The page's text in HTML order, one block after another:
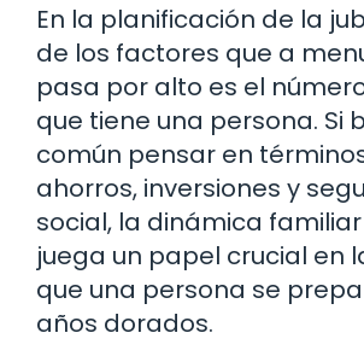
En la planificación de la
de los factores que a
pasa por alto es el
que tiene una persona. Si
común pensar en
ahorros, inversiones y
social, la dinámica
juega un papel crucial en
que una persona se
años dorados.